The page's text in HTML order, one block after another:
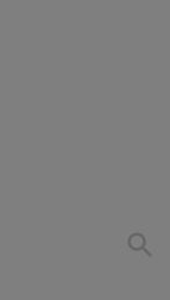
search